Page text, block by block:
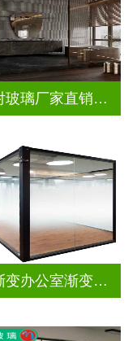
无反射玻璃厂家直销批发
圆点渐变办公室渐变玻璃